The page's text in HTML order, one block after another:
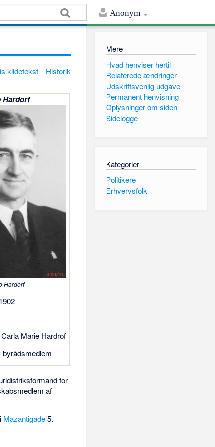
Anonym
kildetekst Historik
Hardorf
Hardorf
Marie Hardrof
byrådsmedlem
for
af
Mazantigade5.
Mere
Hvad henviser hertil
Relaterede ændringer
Udskriftsvenlig udgave
Permanent henvisning
Oplysninger om siden
Sidelogge
Kategorier
Politikere
Erhvervsfolk